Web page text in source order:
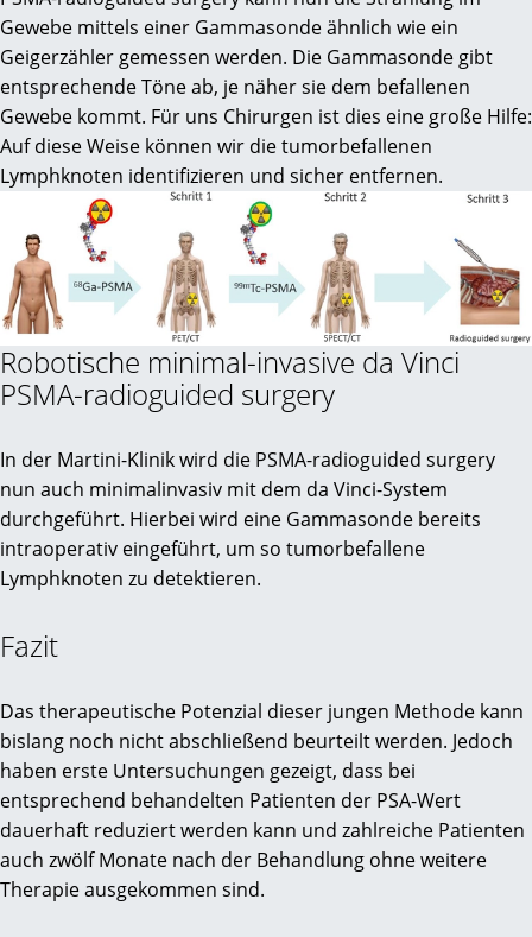
Gewebe mittels einer Gammasonde ähnlich wie ein
Geigerzähler gemessen werden. Die Gammasonde gibt
entsprechende Töne ab, je näher sie dem befallenen
Gewebe kommt. Für uns Chirurgen ist dies eine große Hilfe:
Auf diese Weise können wir die tumorbefallenen
Lymphknoten identifizieren und sicher entfernen.
Robotische minimal-invasive da Vinci
PSMA-radioguided surgery
In der Martini-Klinik wird die PSMA-radioguided surgery
nun auch minimalinvasiv mit dem da Vinci-System
durchgeführt. Hierbei wird eine Gammasonde bereits
intraoperativ eingeführt, um so tumorbefallene
Lymphknoten zu detektieren.
Fazit
Das therapeutische Potenzial dieser jungen Methode kann
bislang noch nicht abschließend beurteilt werden. Jedoch
haben erste Untersuchungen gezeigt, dass bei
entsprechend behandelten Patienten der PSA-Wert
dauerhaft reduziert werden kann und zahlreiche Patienten
auch zwölf Monate nach der Behandlung ohne weitere
Therapie ausgekommen sind.